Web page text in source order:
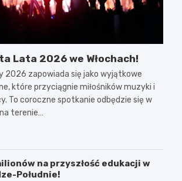
Lata 2026 we Włochach!
2026 zapowiada się jako wyjątkowe
które przyciągnie miłośników muzyki i
To coroczne spotkanie odbędzie się w
terenie…
na przyszłość edukacji w
Południe!